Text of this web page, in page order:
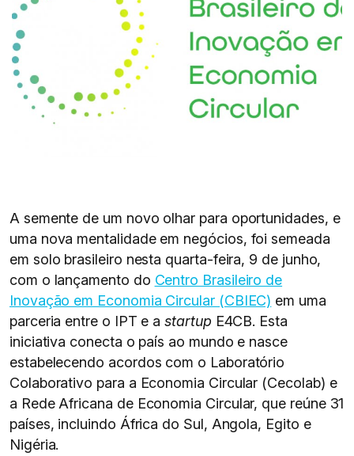
A semente de um novo olhar para oportunidades, e
uma nova mentalidade em negócios, foi semeada
em solo brasileiro nesta quarta-feira, 9 de junho,
com o lançamento do Centro Brasileiro de
Inovação em Economia Circular (CBIEC) em uma
parceria entre o IPT e astartup E4CB. Esta
iniciativa conecta o país ao mundo e nasce
estabelecendo acordos com o Laboratório
Colaborativo para a Economia Circular (Cecolab) e
a Rede Africana de Economia Circular, que reúne 31
países, incluindo África do Sul, Angola, Egito e
Nigéria.